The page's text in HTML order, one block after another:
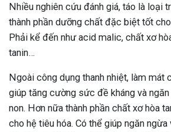
Nhiều nghiên cứu đánh giá, táo là loại
thành phần dưỡng chất đặc biệt tốt
Phải kể đến như acid malic, chất xơ
tanin…
Ngoài công dụng thanh nhiệt, làm mát
giúp tăng cường sức đề kháng và
non. Hơn nữa thành phần chất xơ hòa
cho hệ tiêu hóa. Có thể giúp ngăn